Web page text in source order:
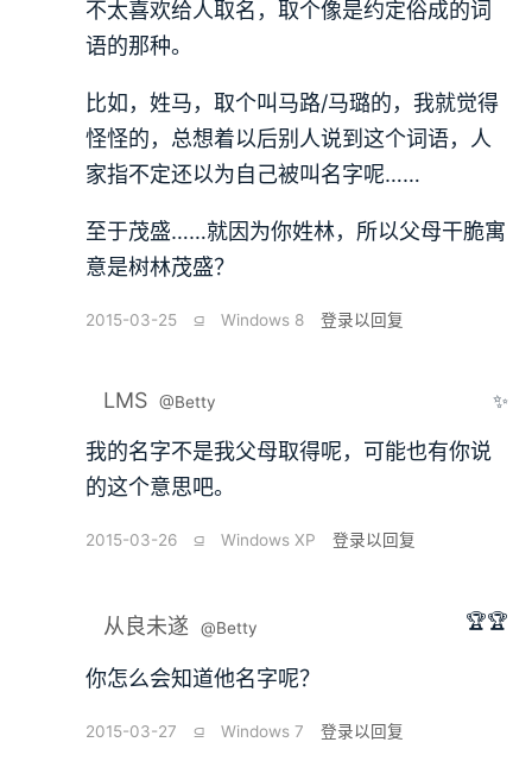
不太喜欢给人取名，取个像是约定俗成的词
语的那种。
比如，姓马，取个叫马路/马璐的，我就觉得
怪怪的，总想着以后别人说到这个词语，人
家指不定还以为自己被叫名字呢……
至于茂盛……就因为你姓林，所以父母干脆寓
意是树林茂盛？
2015-03-25 ⫑ Windows 8 登录以回复
LMS @Betty ✨
我的名字不是我父母取得呢，可能也有你说
的这个意思吧。
2015-03-26 ⫑ Windows XP 登录以回复
从良未遂 @Betty 🏆🏆
你怎么会知道他名字呢？
2015-03-27 ⫑ Windows 7 登录以回复